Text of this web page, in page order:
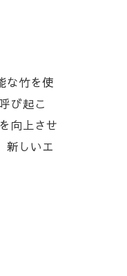
な竹を使
び起こ
向上させ
新しいエ